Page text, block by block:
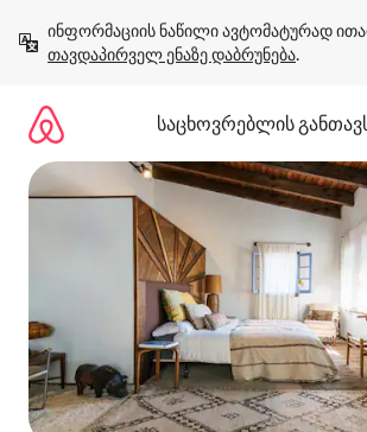
გადასვლა
თავდაპირველ ენაზე დაბრუნება.
საცხოვრებლის